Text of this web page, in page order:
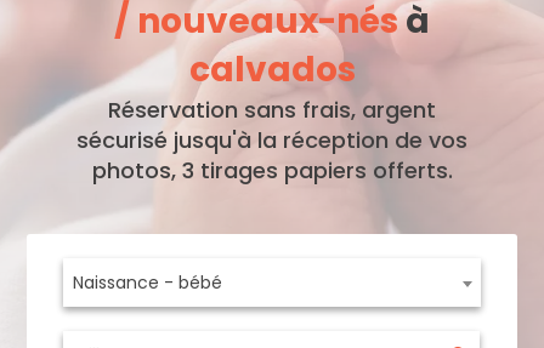
/ nouveaux-nésà
calvados
Réservation sans frais, argent
sécurisé jusqu'à la réception de vos
photos, 3 tirages papiers offerts.
Naissance - bébé